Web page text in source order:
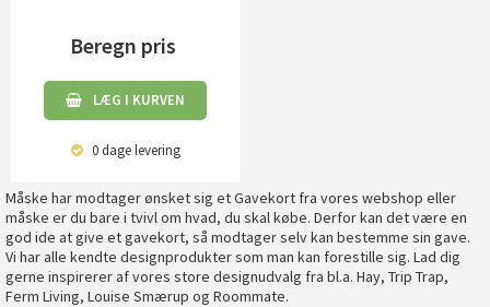
Beregn pris
LÆG I KURVEN
0 dagelevering
Måske har modtager ønsket sig et Gavekort fra vores webshop eller
måske er du bare i tvivl om hvad, du skal købe. Derfor kan det være en
god ide at give et gavekort, så modtager selv kan bestemme sin gave.
Vi har alle kendte designprodukter som man kan forestille sig. Lad dig
gerne inspirerer af vores store designudvalg fra bl.a. Hay, Trip Trap,
Ferm Living, Louise Smærup og Roommate.